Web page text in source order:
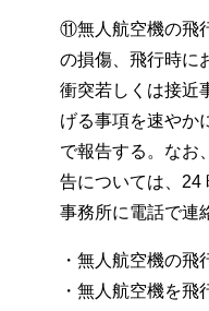
⑪無人航空機の飛
の損傷、飛行時に
衝突若しくは接近
げる事項を速やか
で報告する。なお
告については、24
事務所に電話で連
・無人航空機の
・無人航空機を飛